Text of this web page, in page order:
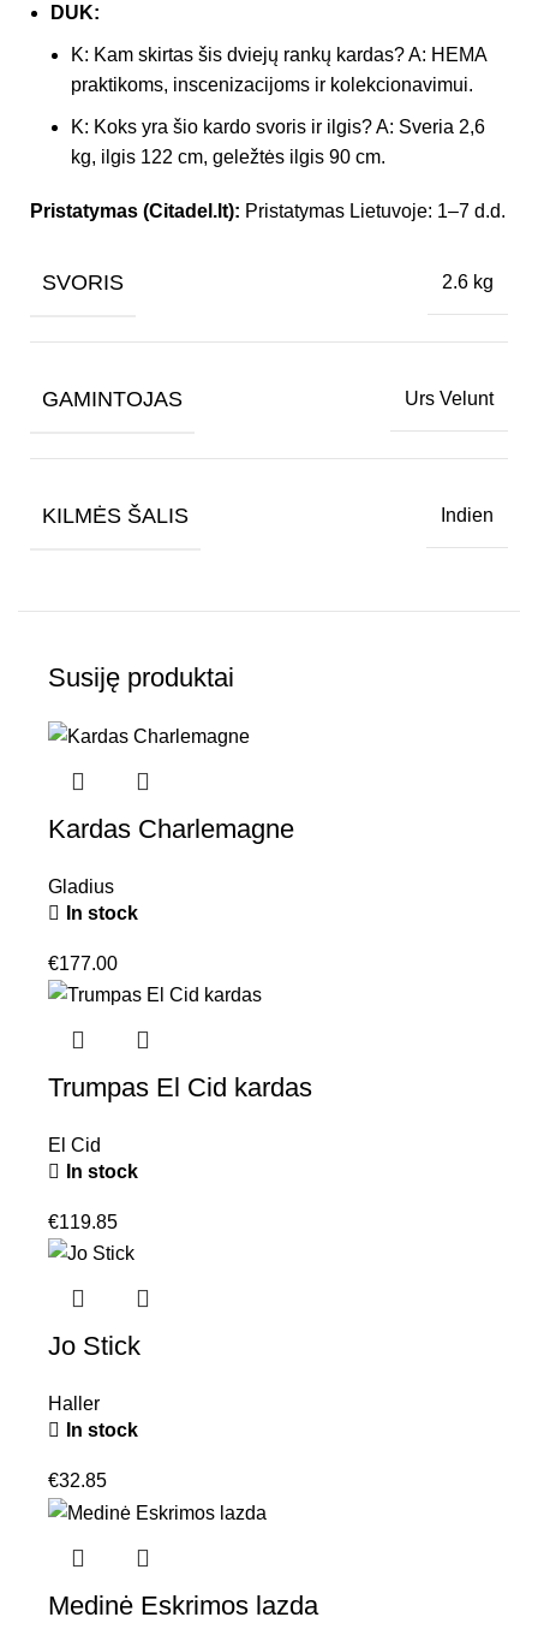
DUK:
K: Kam skirtas šis dviejų rankų kardas? A: HEMA
praktikoms, inscenizacijoms ir kolekcionavimui.
K: Koks yra šio kardo svoris ir ilgis? A: Sveria 2,6
kg, ilgis 122 cm, geležtės ilgis 90 cm.
Pristatymas (Citadel.lt): Pristatymas Lietuvoje: 1–7 d.d.
SVORIS 2.6 kg
GAMINTOJAS Urs Velunt
KILMĖS ŠALIS Indien
Susiję produktai
Kardas Charlemagne
Gladius
In stock
€177.00
Trumpas El Cid kardas
El Cid
In stock
€119.85
Jo Stick
Haller
In stock
€32.85
Medinė Eskrimos lazda